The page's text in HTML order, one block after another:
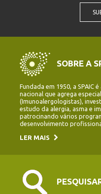
SOBRE A
Fundada em 1950, a SPAIC
nacional que agrega
(Imunoalergologistas),
estudo da alergia, asma e
patrocinando vários
desenvolvimento
LER MAIS